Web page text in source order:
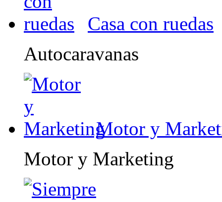
Casa con ruedas
Autocaravanas
Motor y
Motor y Marketing